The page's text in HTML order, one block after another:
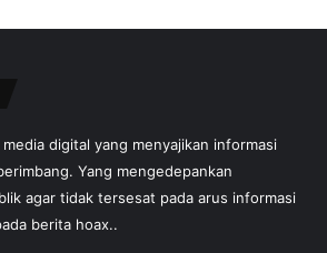
digital yang menyajikan informasi
Yang mengedepankan
agar tidak tersesat pada arus informasi
berita hoax..